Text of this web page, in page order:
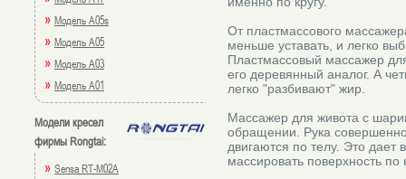
» Модель A05s
» Модель A05
» Модель A03
» Модель A01
Модели кресел
фирмы Rongtai:
» Sensa RT-M02A
От пластмассового
меньше уставать, и легко
Пластмассовый массажер
его деревянный аналог. А
легко "разбивают" жир.
Массажер для живота с
обращении. Рука
двигаются по телу. Это дает
массировать поверхность по